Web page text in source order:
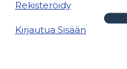
Rekisteröidy
Kirjautua Sisään